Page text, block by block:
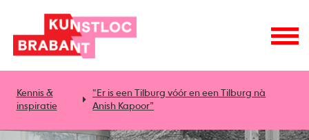
Kennis &
inspiratie
“Er is een Tilburg vóór en een Tilburg nà
Anish Kapoor”